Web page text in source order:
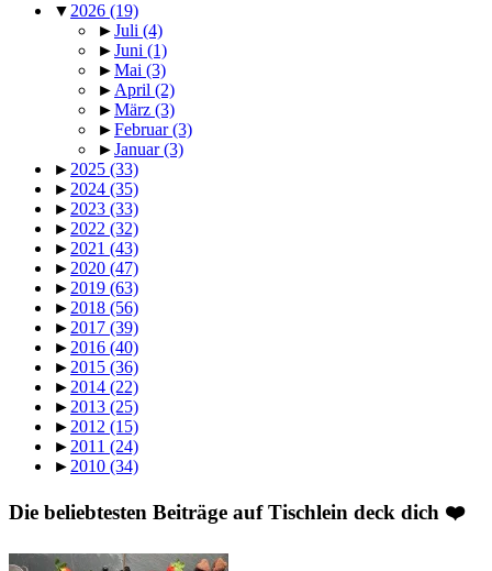
▼ 2026 (19)
►Juli (4)
►Juni (1)
►Mai (3)
► April (2)
►März (3)
►Februar(3)
►Januar(3)
► 2025 (33)
► 2024 (35)
► 2023 (33)
► 2022 (32)
► 2021 (43)
► 2020 (47)
► 2019 (63)
► 2018 (56)
► 2017 (39)
► 2016 (40)
► 2015 (36)
► 2014 (22)
► 2013 (25)
► 2012 (15)
► 2011 (24)
► 2010 (34)
Die beliebtesten Beiträge auf Tischlein deck dich ❤️